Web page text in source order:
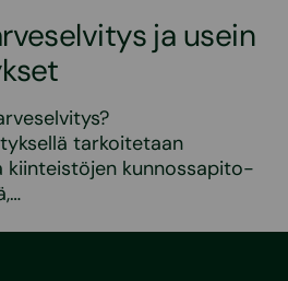
ja usein
tarkoitetaan
kiinteistöjen kunnossapito-